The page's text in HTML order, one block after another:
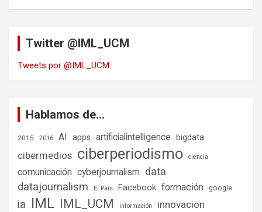
Twitter @IML_UCM
Tweets por @IML_UCM
Hablamos de…
2015 2016 AI apps artificialintelligence bigdata
cibermedios ciberperiodismo ciencia
comunicación cyberjournalism data
datajournalism El País Facebook formación google
ia IML IML_UCM información innovacion